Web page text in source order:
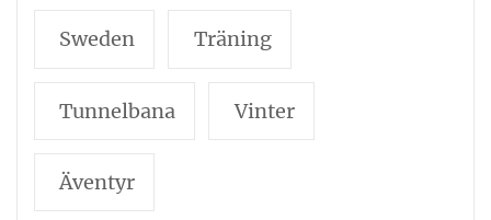
Sweden Träning
Tunnelbana Vinter
Äventyr